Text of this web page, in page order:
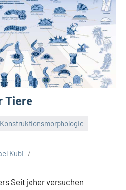
Tiere
Konstruktionsmorphologie
Kubi
Seit jeher versuchen